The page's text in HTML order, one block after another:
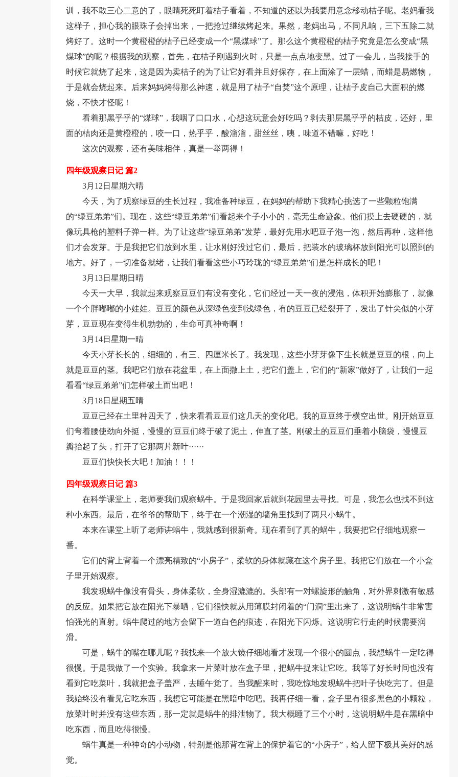
训，我不敢三心二意的了，眼睛死死盯着桔子看着，不知道的还以为我要用意念移动桔子呢。老妈看我
这样子，担心我的眼珠子会掉出来，一把抢过继续烤起来。果然，老妈出马，不同凡响，三下五除二就
烤好了。这时一个黄橙橙的桔子已经变成一个“黑煤球”了。那么这个黄橙橙的桔子究竟是怎么变成“黑
煤球”的呢？根据我的观察，首先，在桔子刚遇到火时，只是一点点地变黑。过了一会儿，当我接手的
时候它就烧了起来，这是因为卖桔子的为了让它好看并且好保存，在上面涂了一层蜡，而蜡是易燃物，
于是就会烧起来。后来妈妈烤得那么神速，就是用了桔子“自焚”这个原理，让桔子皮自己大面积的燃
烧，不快才怪呢！
看着那黑乎乎的“煤球”，我咽了口口水，心想这玩意会好吃吗？剥去那层黑乎乎的桔皮，还好，里
面的桔肉还是黄橙橙的，咬一口，热乎乎，酸溜溜，甜丝丝，咦，味道不错嘛，好吃！
这次的观察，还有美味相伴，真是一举两得！
四年级观察日记 篇2
3月12日星期六晴
今天，为了观察绿豆的生长过程，我准备种绿豆，在妈妈的帮助下我精心挑选了一些颗粒饱满
的“绿豆弟弟”们。现在，这些“绿豆弟弟”们看起来个子小小的，毫无生命迹象。他们摸上去硬硬的，就
像玩具枪的塑料子弹一样。为了让这些“绿豆弟弟”发芽，最好先用水吧豆子泡一泡，然后再种，这样他
们才会发芽。于是我把它们放到水里，让水刚好没过它们，最后，把装水的玻璃杯放到阳光可以照到的
地方。好了，一切准备就绪，让我们看看这些小巧玲珑的“绿豆弟弟”们是怎样成长的吧！
3月13日星期日晴
今天一大早，我就起来观察豆豆们有没有变化，它们经过一天一夜的浸泡，体积开始膨胀了，就像
一个个胖嘟嘟的小娃娃。豆豆的颜色从深绿色变到浅绿色，有的豆豆已经裂开了，发出了针尖似的小芽
芽，豆豆现在变得生机勃勃的，生命可真神奇啊！
3月14日星期一晴
今天小芽长长的，细细的，有三、四厘米长了。我发现，这些小芽芽像下生长就是豆豆的根，向上
就是豆豆的茎。我吧它们放在花盆里，在上面撒上土，把它们盖上，它们的“新家”做好了，让我们一起
看看“绿豆弟弟”们怎样破土而出吧！
3月18日星期五晴
豆豆已经在土里种四天了，快来看看豆豆们这几天的变化吧。我的豆豆终于横空出世。刚开始豆豆
们弯着腰使劲向外挺，慢慢的'豆豆们终于破了泥土，伸直了茎。刚破土的豆豆们垂着小脑袋，慢慢豆
瓣抬起了头，打开了它那两片新叶······
豆豆们快快长大吧！加油！！！
四年级观察日记 篇3
在科学课堂上，老师要我们观察蜗牛。于是我回家后就到花园里去寻找。可是，我怎么也找不到这
种小东西。最后，在爷爷的帮助下，终于在一个潮湿的墙角里找到了两只小蜗牛。
本来在课堂上听了老师讲蜗牛，我就感到很新奇。现在看到了真的蜗牛，我要把它仔细地观察一
番。
它们的背上背着一个漂亮精致的“小房子”，柔软的身体就藏在这个房子里。我把它们放在一个小盒
子里开始观察。
我发现蜗牛像没有骨头，身体柔软，全身湿漉漉的。头部有一对螺旋形的触角，对外界刺激有敏感
的反应。如果把它放在阳光下暴晒，它们很快就从用薄膜封闭着的“门洞”里出来了，这说明蜗牛非常害
怕强光的直射。蜗牛爬过的地方会留下一道白色的痕迹，在阳光下闪烁。这说明它行走的时候需要润
滑。
可是，蜗牛的嘴在哪儿呢？我找来一个放大镜仔细地看才发现一个很小的圆点，我想蜗牛一定吃得
很慢。于是我做了一个实验。我拿来一片菜叶放在盒子里，把蜗牛捉来让它吃。我等了好长时间也没有
看到它吃菜叶，我就把盒子盖严，去睡午觉了。当我醒来时，我吃惊地发现蜗牛把叶子快吃完了。但是
我始终没有看见它吃东西，我想它可能是在黑暗中吃吧。我再仔细一看，盒子里有很多黑色的小颗粒，
放菜叶时并没有这些东西，那一定就是蜗牛的排泄物了。我大概睡了三个小时，这说明蜗牛是在黑暗中
吃东西，而且吃得很慢。
蜗牛真是一种神奇的小动物，特别是他那背在背上的保护着它的“小房子”，给人留下极其美好的感
觉。